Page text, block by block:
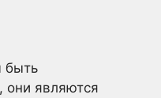
быть
они являются